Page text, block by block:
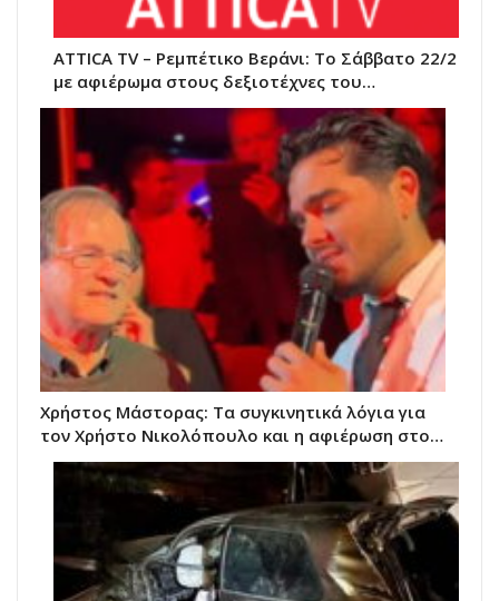
ATTICA TV – Ρεμπέτικο Βεράνι: Το Σάββατο 22/2
με αφιέρωμα στους δεξιοτέχνες του…
Χρήστος Μάστορας: Τα συγκινητικά λόγια για
τον Χρήστο Νικολόπουλο και η αφιέρωση στο…